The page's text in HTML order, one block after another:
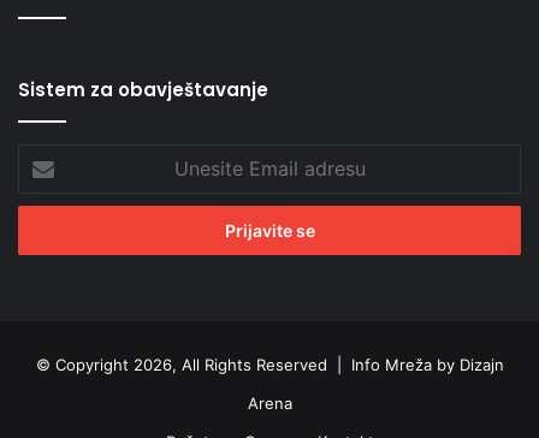
Sistem za obavještavanje
Email
adresu
© Copyright 2026, All Rights Reserved | Info Mreža by Dizajn
Arena